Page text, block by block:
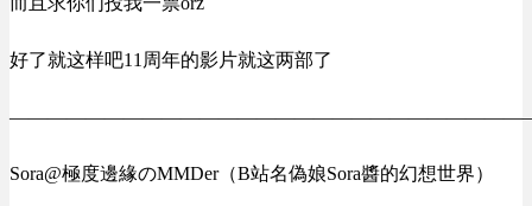
好了就这样吧11周年的影片就这两部了
Sora@極度邊緣のMMDer（B站名偽娘Sora醬的幻想世界）